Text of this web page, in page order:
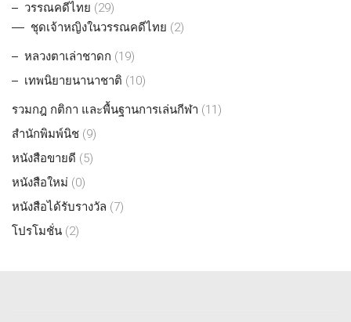
วรรณคดีไทย (29)
ชุดเจ้าหญิงในวรรณคดีไทย (2)
หลวงตาเล่าชาดก (19)
เทพนิยายนานาชาติ (10)
รวมกฎ กติกา และพื้นฐานการเล่นกีฬา (11)
สำนักพิมพ์นิช (9)
หนังสือขายดี (5)
หนังสือใหม่ (0)
หนังสือได้รับรางวัล (7)
โปรโมชั่น (2)